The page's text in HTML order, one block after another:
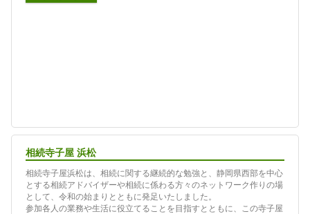
相続寺子屋 浜松
相続寺子屋浜松は、相続に関する継続的な勉強と、静岡県西部を中心
とする相続アドバイザーや相続に係わる方々のネットワーク作りの場
として、令和の始まりとともに発足いたしました。
参加各人の業務や生活に役立てることを目指すとともに、この寺子屋